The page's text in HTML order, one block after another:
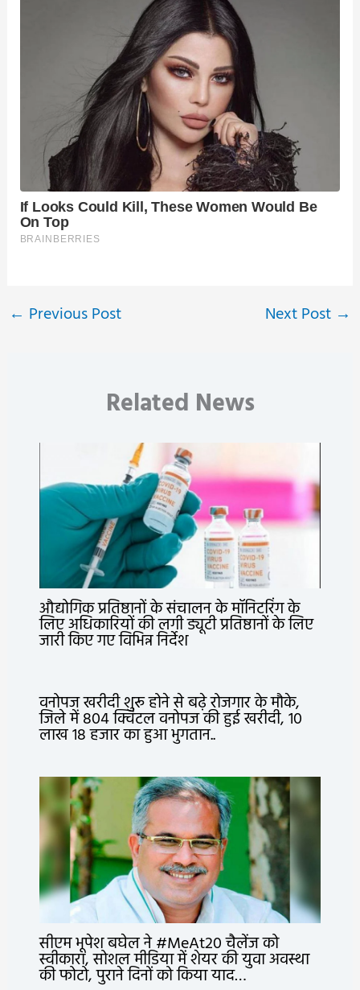
← Previous Post Next Post →
Related News
औद्योगिक प्रतिष्ठानों के संचालन के मॉनिटरिंग के
लिए अधिकारियों की लगी ड्यूटी प्रतिष्ठानों के लिए
जारी किए गए विभिन्न निर्देश
वनोपज खरीदी शुरू होने से बढ़े रोजगार के मौके,
जिले में 804 क्विंटल वनोपज की हुई खरीदी, 10
लाख 18 हजार का हुआ भुगतान..
सीएम भूपेश बघेल ने #MeAt20 चैलेंज को
स्वीकारा, सोशल मीडिया में शेयर की युवा अवस्था
की फोटो, पुराने दिनों को किया याद…